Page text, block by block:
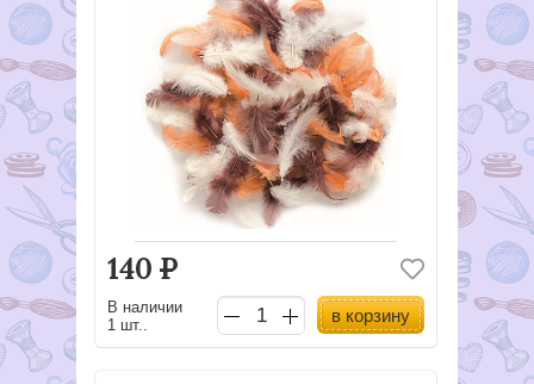
140 Р
В наличии
1 шт..
в корзину